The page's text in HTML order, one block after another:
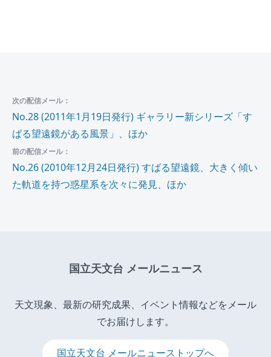
次の配信メール：
No.28 (2011年1月19日発行) ギャラリー新シリーズ「す
ばる望遠鏡がある風景」、ほか
前の配信メール：
No.26 (2010年12月24日発行) すばる望遠鏡、大きく傾い
た軌道を持つ惑星系を次々に発見、ほか
国立天文台 メールニュース
天文現象、最新の研究成果、イベント情報などをメール
でお届けします。
国立天文台 メールニューストップへ